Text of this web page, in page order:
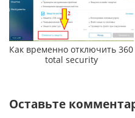
Как временно отключить 360
total security
Оставьте